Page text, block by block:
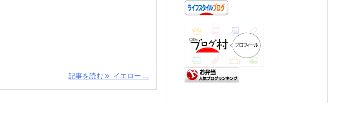
記事を読む イエロー ...